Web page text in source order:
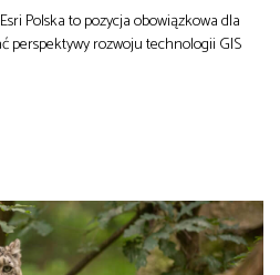
Polska to pozycja obowiązkowa dla
perspektywy rozwoju technologii GIS